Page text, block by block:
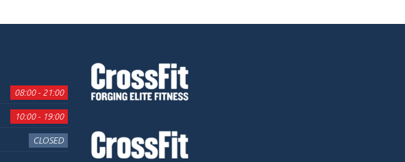
08:00 - 21:00
10:00 - 19:00
CLOSED